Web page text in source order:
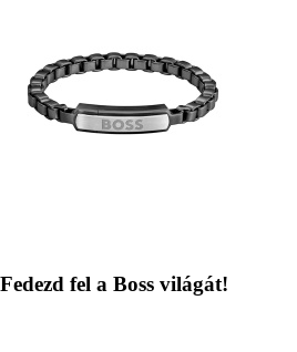
Fedezd fel a Boss világát!